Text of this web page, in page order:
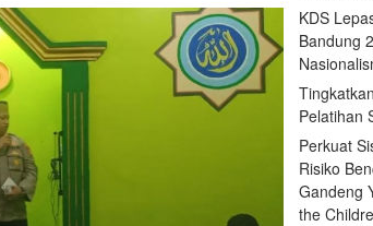
KDS
Bandung
Pelatihan
Perkuat
Risiko
Gandeng
the